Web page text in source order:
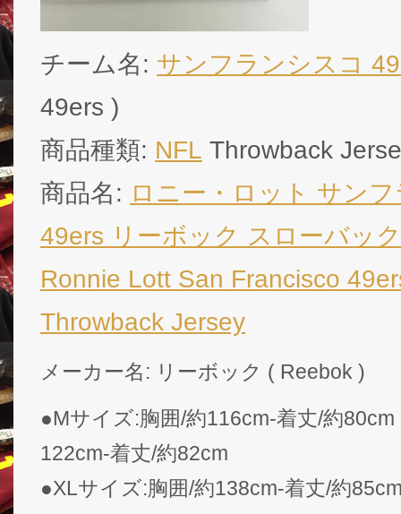
チーム名: サンフランシスコ
49ers )
商品種類: NFL Throwback
商品名: ロニー・ロット サン
49ers リーボック スローバッ
Ronnie Lott San Francisco
Throwback Jersey
メーカー名: リーボック ( Reebok )
●Mサイズ:胸囲/約116cm-着丈/約
122cm-着丈/約82cm
●XLサイズ:胸囲/約138cm-着丈/約